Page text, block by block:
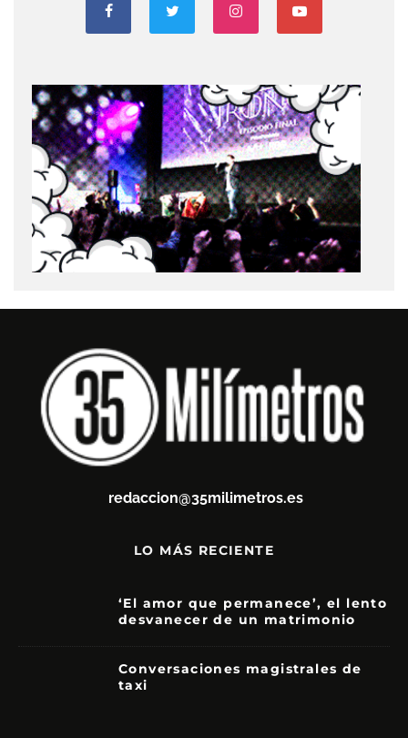
redaccion@35milimetros.es
LO MÁS RECIENTE
‘El amor que permanece’, el lento
desvanecer de un matrimonio
Conversaciones magistrales de
taxi